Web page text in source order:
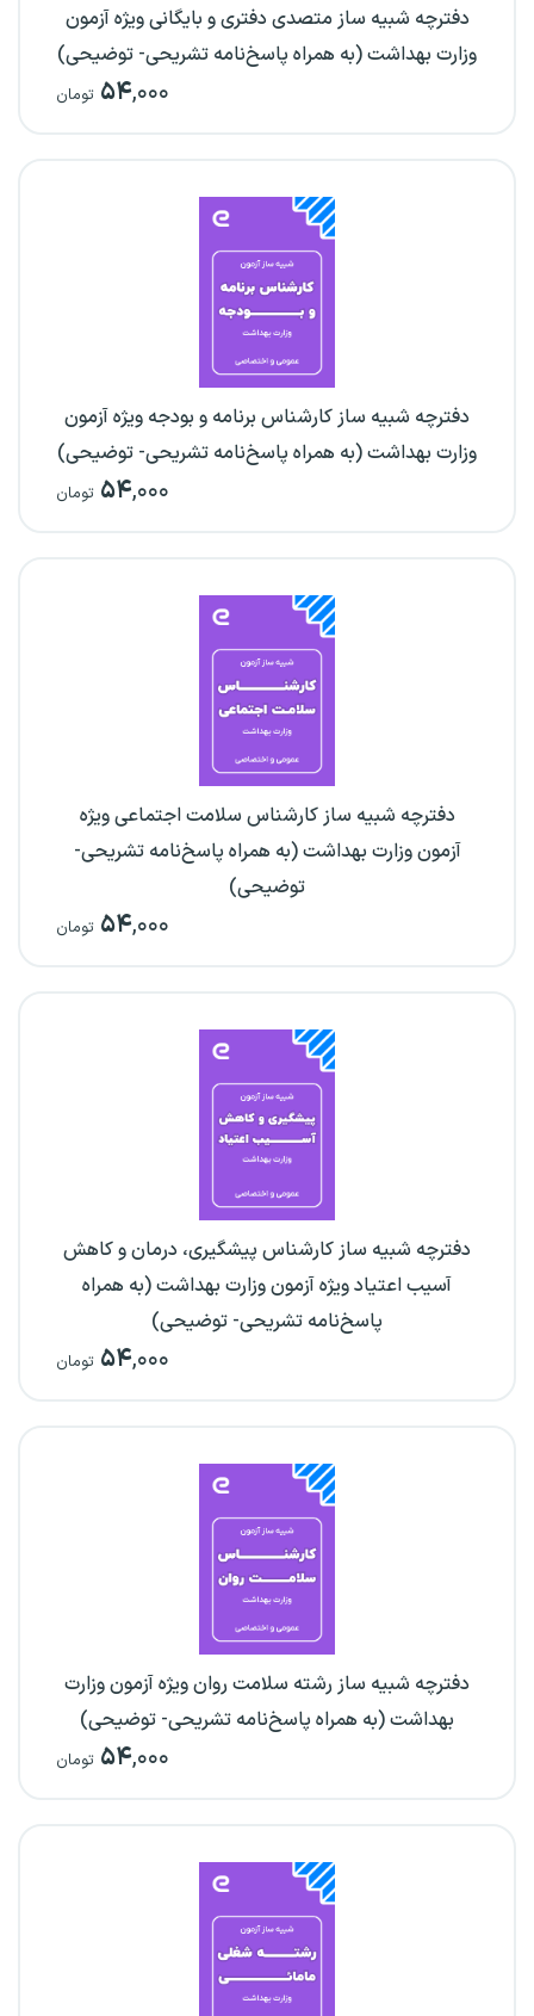
دفترچه شبیه ساز متصدی دفتری و بایگانی ویژه آزمون
وزارت بهداشت (به همراه پاسخ‌نامه تشریحی- توضیحی)
۵۴,۰۰۰ تومان
دفترچه شبیه ساز کارشناس برنامه و بودجه ویژه آزمون
وزارت بهداشت (به همراه پاسخ‌نامه تشریحی- توضیحی)
۵۴,۰۰۰ تومان
دفترچه شبیه ساز کارشناس سلامت اجتماعی ویژه
آزمون وزارت بهداشت (به همراه پاسخ‌نامه تشریحی-
توضیحی)
۵۴,۰۰۰ تومان
دفترچه شبیه ساز کارشناس پیشگیری، درمان و کاهش
آسیب اعتیاد ویژه آزمون وزارت بهداشت (به همراه
پاسخ‌نامه تشریحی- توضیحی)
۵۴,۰۰۰ تومان
دفترچه شبیه ساز رشته سلامت روان ویژه آزمون وزارت
بهداشت (به همراه پاسخ‌نامه تشریحی- توضیحی)
۵۴,۰۰۰ تومان